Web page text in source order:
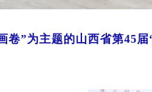
卷”为主题的山西省第45